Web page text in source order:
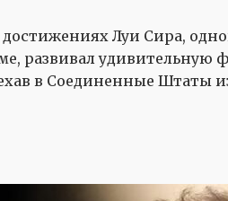
Луи Сира,
развивал
в Соединенные Штаты